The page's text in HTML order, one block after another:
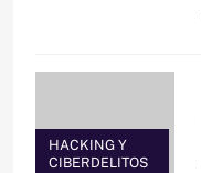
HACKING Y
CIBERDELITOS